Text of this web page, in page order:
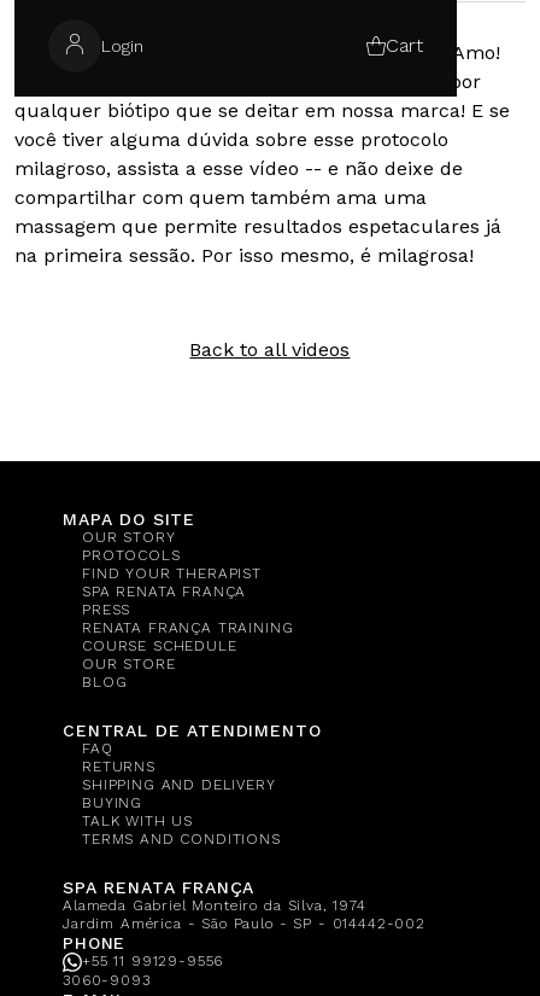
Login Cart
Ah, como eu amo falar sobre a Miracle Touch. Amo!
Ela drena, modela, relaxa e pode ser recebida por
qualquer biótipo que se deitar em nossa marca! E se
você tiver alguma dúvida sobre esse protocolo
milagroso, assista a esse vídeo -- e não deixe de
compartilhar com quem também ama uma
massagem que permite resultados espetaculares já
na primeira sessão. Por isso mesmo, é milagrosa!
Back to all videos
MAPA DO SITE
OUR STORY
PROTOCOLS
FIND YOUR THERAPIST
SPA RENATA FRANÇA
PRESS
RENATA FRANÇA TRAINING
COURSE SCHEDULE
OUR STORE
BLOG
CENTRAL DE ATENDIMENTO
FAQ
RETURNS
SHIPPING AND DELIVERY
BUYING
TALK WITH US
TERMS AND CONDITIONS
SPA RENATA FRANÇA
Alameda Gabriel Monteiro da Silva, 1974
Jardim América - São Paulo - SP - 014442-002
PHONE
+55 11 99129-9556
3060-9093